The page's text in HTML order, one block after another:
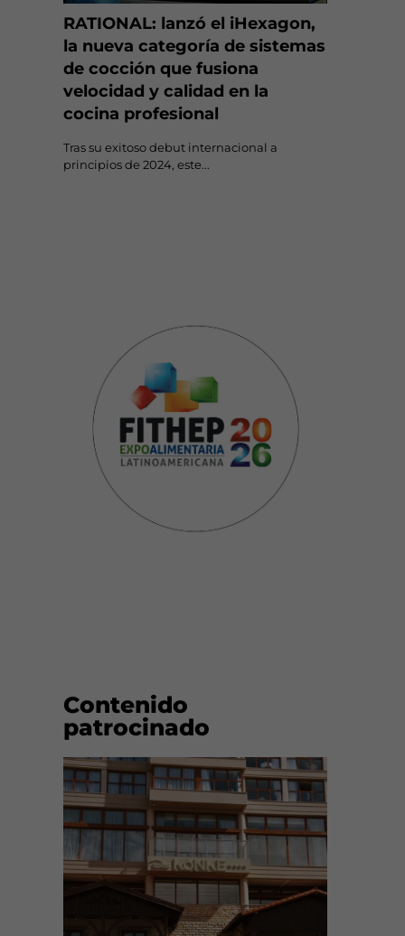
RATIONAL: lanzó el iHexagon,
la nueva categoría de sistemas
de cocción que fusiona
velocidad y calidad en la
cocina profesional
Tras su exitoso debut internacional a
principios de 2024, este...
Contenido
patrocinado